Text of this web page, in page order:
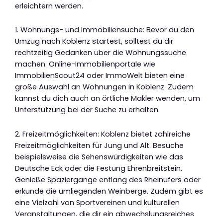
erleichtern werden.
1. Wohnungs- und Immobiliensuche: Bevor du den
Umzug nach Koblenz startest, solltest du dir
rechtzeitig Gedanken über die Wohnungssuche
machen. Online-Immobilienportale wie
ImmobilienScout24 oder ImmoWelt bieten eine
große Auswahl an Wohnungen in Koblenz. Zudem
kannst du dich auch an örtliche Makler wenden, um
Unterstützung bei der Suche zu erhalten.
2. Freizeitmöglichkeiten: Koblenz bietet zahlreiche
Freizeitmöglichkeiten für Jung und Alt. Besuche
beispielsweise die Sehenswürdigkeiten wie das
Deutsche Eck oder die Festung Ehrenbreitstein.
Genieße Spaziergänge entlang des Rheinufers oder
erkunde die umliegenden Weinberge. Zudem gibt es
eine Vielzahl von Sportvereinen und kulturellen
Veranstaltungen, die dir ein abwechslungsreiches